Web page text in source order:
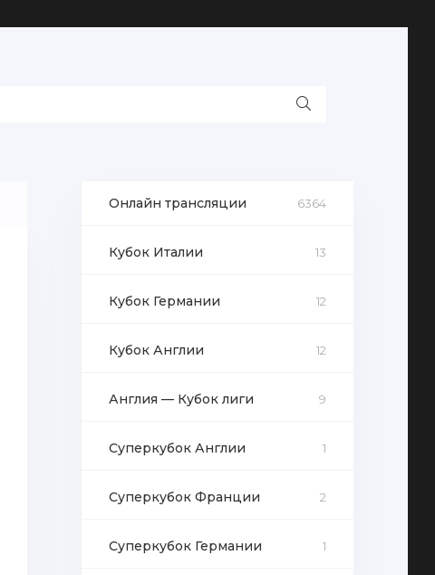
Онлайн трансляции 6364
Кубок Италии 13
Кубок Германии 12
Кубок Англии 12
Англия — Кубок лиги 9
Суперкубок Англии 1
Суперкубок Франции 2
Суперкубок Германии 1